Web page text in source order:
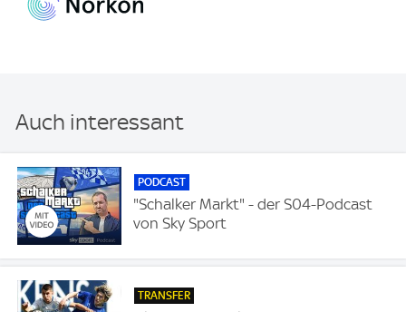
Auch interessant
PODCAST
"Schalker Markt" - der S04-Podcast
von Sky Sport
TRANSFER